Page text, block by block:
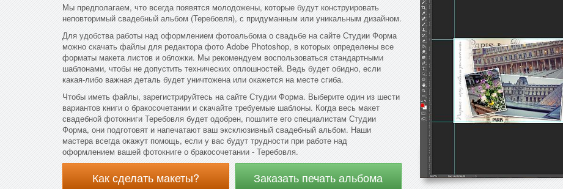
Мы предполагаем, что всегда появятся молодожены, которые будут конструировать
неповторимый свадебный альбом (Теребовля), с придуманным или уникальным дизайном.
Для удобства работы над оформлением фотоальбома о свадьбе на сайте Студии Форма
можно скачать файлы для редактора фото Adobe Photoshop, в которых определены все
форматы макета листов и обложки. Мы рекомендуем воспользоваться стандартными
шаблонами, чтобы не допустить технических оплошностей. Ведь будет обидно, если
какая-либо важная деталь будет уничтожена или окажется на месте сгиба.
Чтобы иметь файлы, зарегистрируйтесь на сайте Студии Форма. Выберите один из шести
вариантов книги о бракосочетании и скачайте требуемые шаблоны. Когда весь макет
свадебной фотокниги Теребовля будет одобрен, пошлите его специалистам Студии
Форма, они подготовят и напечатают ваш эксклюзивный свадебный альбом. Наши
мастера всегда окажут помощь, если у вас будут трудности при работе над
оформлением вашей фотокниге о бракосочетании - Теребовля.
Как сделать макеты? Заказать печать альбома